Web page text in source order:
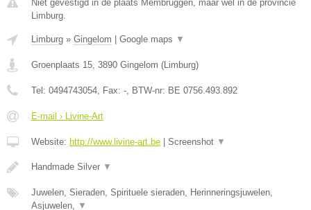
Niet gevestigd in de plaats Membruggen, maar wel in de provincie
Limburg.
Limburg » Gingelom Google maps ▼
Groenplaats 15, 3890 Gingelom (Limburg)
Tel: 0494743054, Fax: -, BTW-nr: BE 0756.493.892
E-mail › Livine-Art
Website: http://www.livine-art.be Screenshot ▼
Handmade Silver ▼
Juwelen, Sieraden, Spirituele sieraden, Herinneringsjuwelen,
Asjuwelen, ▼